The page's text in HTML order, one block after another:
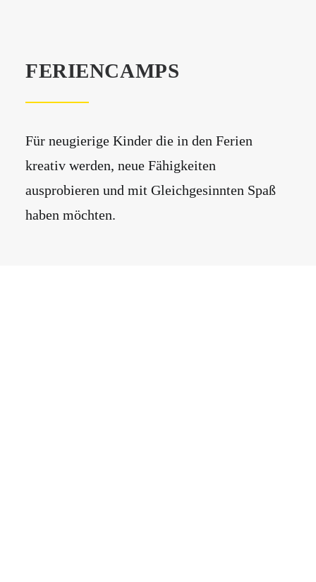
FERIENCAMPS
Für neugierige Kinder die in den Ferien
kreativ werden, neue Fähigkeiten
ausprobieren und mit Gleichgesinnten Spaß
haben möchten.